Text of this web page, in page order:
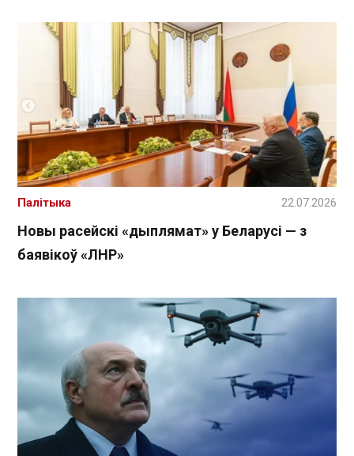
Новы расейскі «дыплямат» у Беларусі — з
баявікоў «ЛНР»
Палітыка 22.07.2026